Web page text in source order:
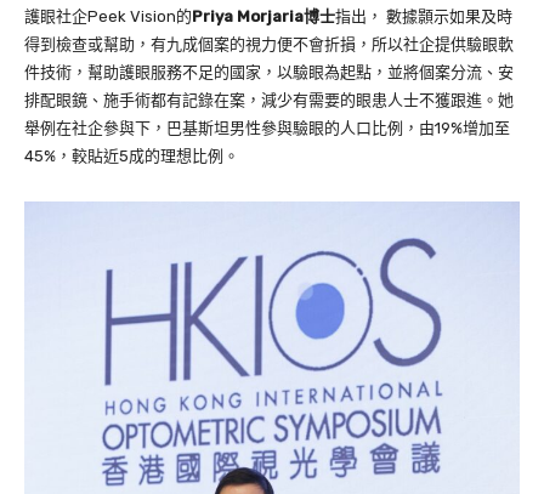
護眼社企Peek Vision的Priya Morjaria博士指出， 數據顥示如果及時
得到檢查或幫助，有九成個案的視力便不會折損，所以社企提供驗眼軟
件技術，幫助護眼服務不足的國家，以驗眼為起點，並將個案分流、安
排配眼鏡、施手術都有記錄在案，減少有需要的眼患人士不獲跟進。她
舉例在社企參與下，巴基斯坦男性參與驗眼的人口比例，由19%增加至
45%，較貼近5成的理想比例。